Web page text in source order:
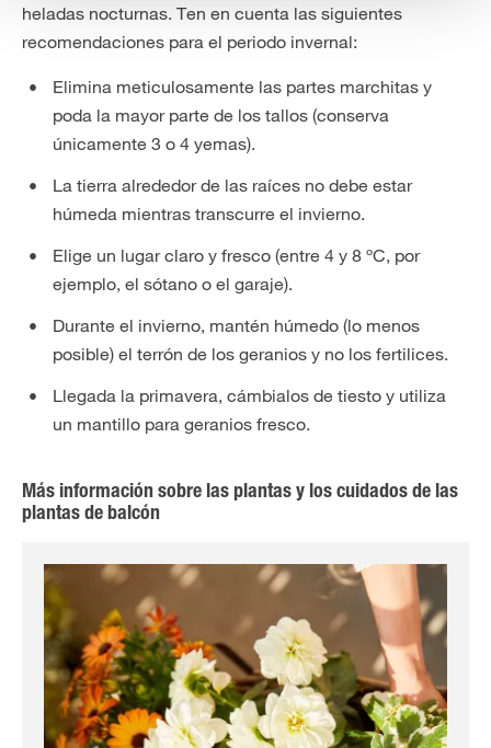
heladas nocturnas. Ten en cuenta las siguientes
recomendaciones para el periodo invernal:
Elimina meticulosamente las partes marchitas y
poda la mayor parte de los tallos (conserva
únicamente 3 o 4 yemas).
La tierra alrededor de las raíces no debe estar
húmeda mientras transcurre el invierno.
Elige un lugar claro y fresco (entre 4 y 8 ºC, por
ejemplo, el sótano o el garaje).
Durante el invierno, mantén húmedo (lo menos
posible) el terrón de los geranios y no los fertilices.
Llegada la primavera, cámbialos de tiesto y utiliza
un mantillo para geranios fresco.
Más información sobre las plantas y los cuidados de las
plantas de balcón